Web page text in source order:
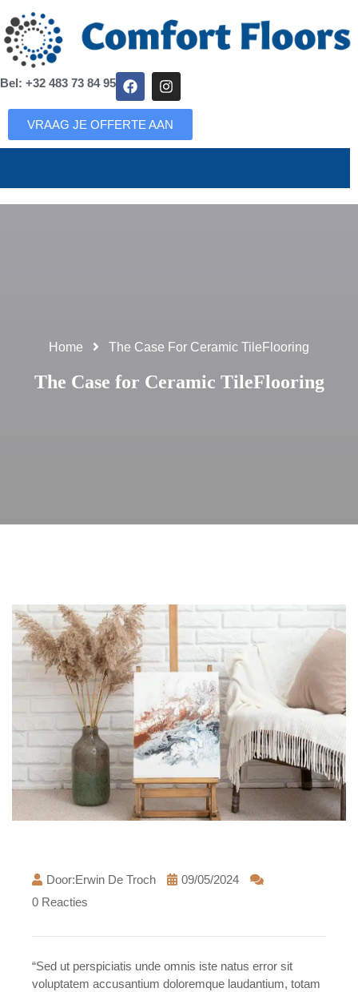
Bel: +32 483 73 84 95
VRAAG JE OFFERTE AAN
Home The Case For Ceramic TileFlooring
The Case for Ceramic TileFlooring
Door:Erwin De Troch
09/05/2024
0 Reacties
“Sed ut perspiciatis unde omnis iste natus error sit
voluptatem accusantium doloremque laudantium, totam